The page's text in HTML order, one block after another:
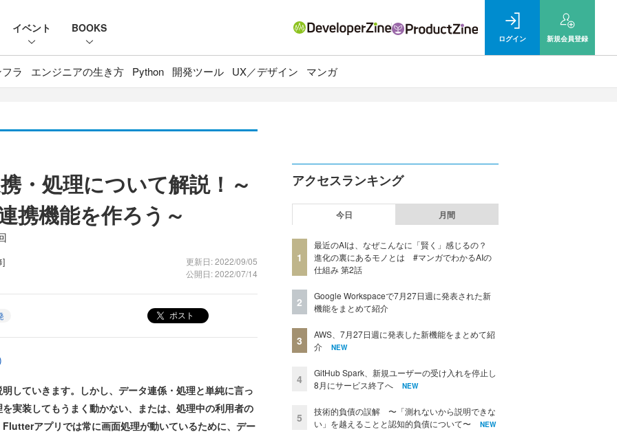
イベント BOOKS
ログイン 新規会員登録
ラ エンジニアの生き方 Python 開発ツール UX／デザイン マンガ
・処理について解説！～
携機能を作ろう～
]
更新日: 2022/09/05
公開日: 2022/07/14
ポスト
ていきます。しかし、データ連係・処理と単純に言っ
実装してもうまく動かない、または、処理中の利用者の
アプリでは常に画面処理が動いているために、デー
アクセスランキング
今日 月間
1
最近のAIは、なぜこんなに「賢く」感じるの？
進化の裏にあるモノとは #マンガでわかるAIの
仕組み 第2話
2
Google Workspaceで7月27日週に発表された新
機能をまとめて紹介
3
AWS、7月27日週に発表した新機能をまとめて紹
介
NEW
4
GitHub Spark、新規ユーザーの受け入れを停止し
8月にサービス終了へ
NEW
5
技術的負債の誤解 〜「測れないから説明できな
い」を越えることと認知的負債について〜
NEW